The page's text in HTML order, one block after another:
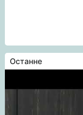
Останне